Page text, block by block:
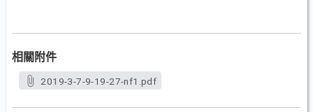
相關附件
2019-3-7-9-19-27-nf1.pdf